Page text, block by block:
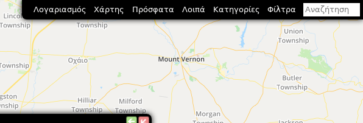
Λογαριασμός Χάρτης Πρόσφατα Λοιπά Κατηγορίες Φίλτρα